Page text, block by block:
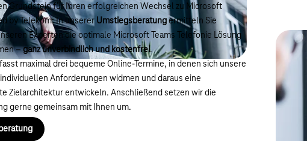
Grundstein für Ihren erfolgreichen Wechsel zu Microsoft
by Telekom: In unserer Umstiegsberatungermitteln Sie
Experten die optimale Microsoft Teams Telefonie Lösung
–ganz unverbindlich und kostenfrei.
maximal drei bequeme Online-Termine, in denen sich unsere
Anforderungen widmen und daraus eine
Zielarchitektur entwickeln. Anschließend setzen wir die
gerne gemeinsam mit Ihnen um.